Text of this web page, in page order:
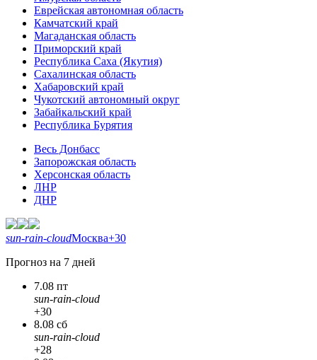
Еврейская автономная область
Камчатский край
Магаданская область
Приморский край
Республика Саха (Якутия)
Сахалинская область
Хабаровский край
Чукотский автономный округ
Забайкальский край
Республика Бурятия
Весь Донбасс
Запорожская область
Херсонская область
ЛНР
ДНР
sun-rain-cloudМосква+30
Прогноз на 7 дней
7.08 пт
sun-rain-cloud
+30
8.08 сб
sun-rain-cloud
+28